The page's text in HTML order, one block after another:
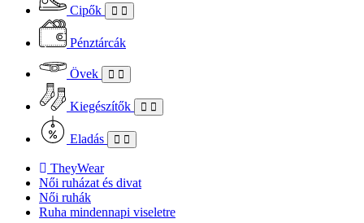
Cipők
Pénztárcák
Övek
Kiegészítők
Eladás
TheyWear
Női ruházat és divat
Női ruhák
Ruha mindennapi viseletre